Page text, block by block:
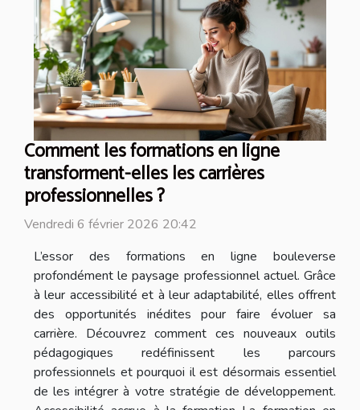
Comment les formations en ligne
transforment-elles les carrières
professionnelles ?
Vendredi 6 février 2026 20:42
L’essor des formations en ligne bouleverse
profondément le paysage professionnel actuel. Grâce
à leur accessibilité et à leur adaptabilité, elles offrent
des opportunités inédites pour faire évoluer sa
carrière. Découvrez comment ces nouveaux outils
pédagogiques redéfinissent les parcours
professionnels et pourquoi il est désormais essentiel
de les intégrer à votre stratégie de développement.